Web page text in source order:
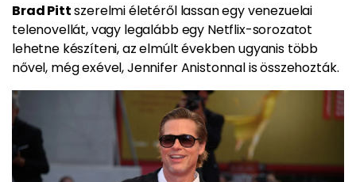
Brad Pittszerelmi életéről lassan egy venezuelai
telenovellát, vagy legalább egy Netflix-sorozatot
lehetne készíteni, az elmúlt években ugyanis több
nővel, még exével, Jennifer Anistonnal is összehozták.